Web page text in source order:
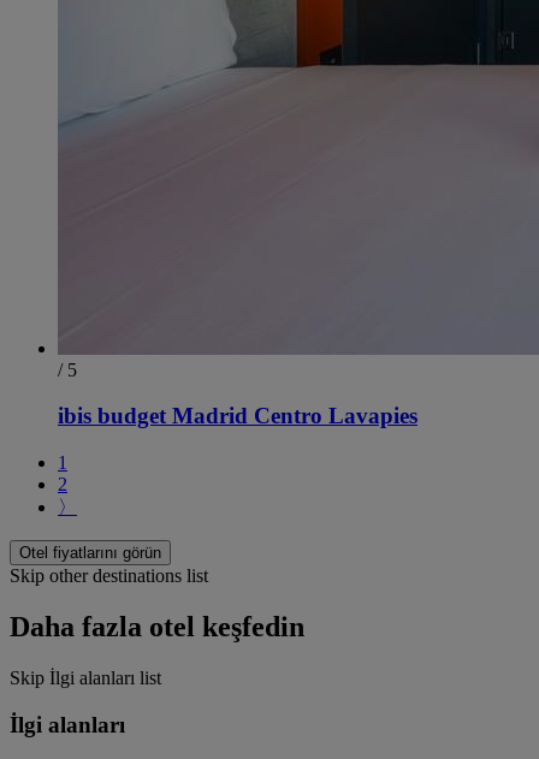
/ 5
ibis budget Madrid Centro Lavapies
1
2
〉
Otel fiyatlarını görün
Skip other destinations list
Daha fazla otel keşfedin
Skip İlgi alanları list
İlgi alanları